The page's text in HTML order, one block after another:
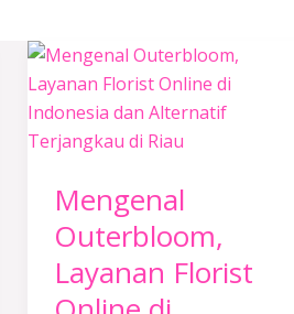
Mengenal
Outerbloom,
Layanan Florist
Mengenal
Outerbloom,
Layanan
Florist
di
Indonesia
dan
Alternatif